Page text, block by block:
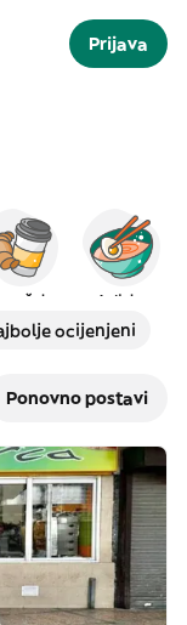
Prijava
Azijska
ocijenjeni
Ponovno postavi